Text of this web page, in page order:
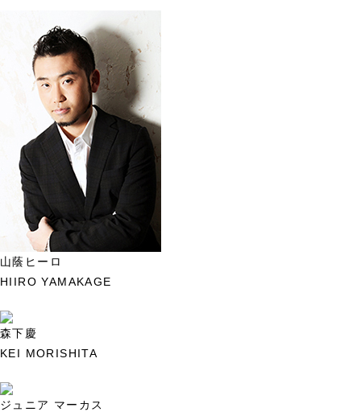
山蔭ヒーロ
HIIRO YAMAKAGE
森下慶
KEI MORISHITA
ジュニア マーカス